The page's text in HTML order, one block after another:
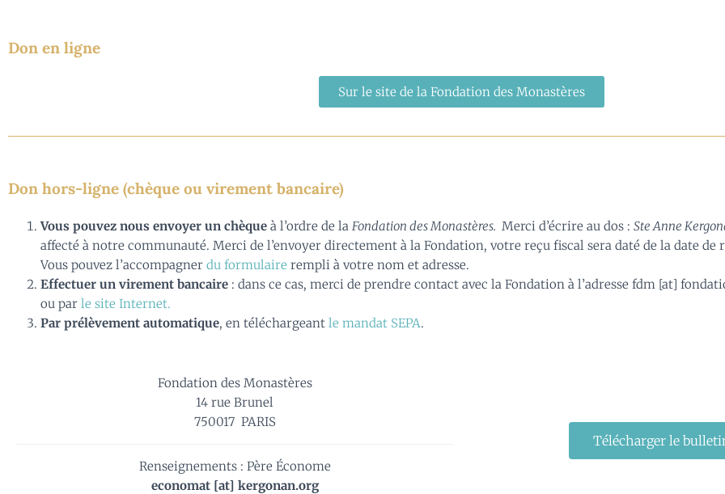
Don en ligne
Sur le site de la Fondation des Monastères
Don hors-ligne (chèque ou virement bancaire)
Vous pouvez nous envoyer un chèque à l’ordre de la Fondation des Monastères. Merci d’écrire au dos : Ste Anne
affecté à notre communauté. Merci de l’envoyer directement à la Fondation, votre reçu fiscal sera daté de la date de
Vous pouvez l’accompagner du formulaire rempli à votre nom et adresse.
Effectuer un virement bancaire : dans ce cas, merci de prendre contact avec la Fondation à l’adresse fdm [at]
ou par le site Internet.
Par prélèvement automatique, en téléchargeant le mandat SEPA.
Fondation des Monastères
14 rue Brunel
750017 PARIS
Renseignements : Père Économe
economat [at] kergonan.org
Télécharger le